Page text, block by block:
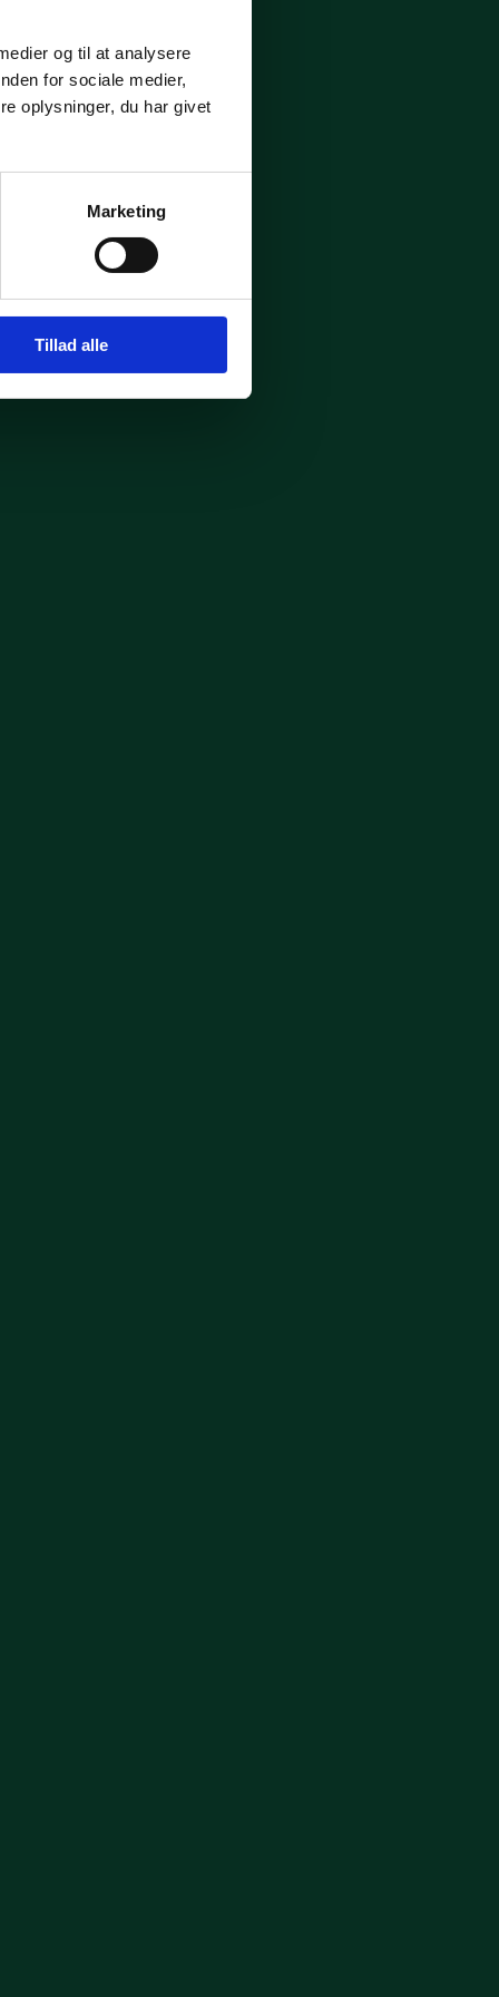
og til at analysere
for sociale medier,
oplysninger, du har givet
Marketing
Tillad alle